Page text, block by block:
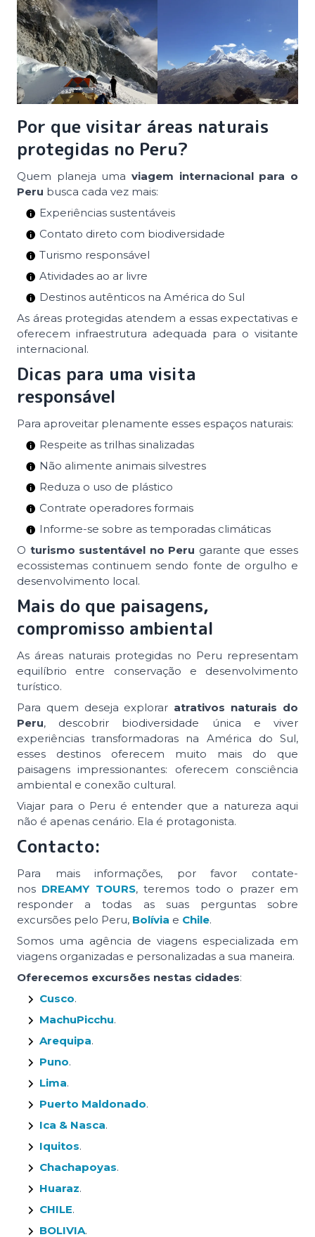
Por que visitar áreas naturais
protegidas no Peru?
Quem planeja uma viagem internacional para o
Peru busca cada vez mais:
Experiências sustentáveis
Contato direto com biodiversidade
Turismo responsável
Atividades ao ar livre
Destinos autênticos na América do Sul
As áreas protegidas atendem a essas expectativas e
oferecem infraestrutura adequada para o visitante
internacional.
Dicas para uma visita
responsável
Para aproveitar plenamente esses espaços naturais:
Respeite as trilhas sinalizadas
Não alimente animais silvestres
Reduza o uso de plástico
Contrate operadores formais
Informe-se sobre as temporadas climáticas
O turismo sustentável no Peru garante que esses
ecossistemas continuem sendo fonte de orgulho e
desenvolvimento local.
Mais do que paisagens,
compromisso ambiental
As áreas naturais protegidas no Peru representam
equilíbrio entre conservação e desenvolvimento
turístico.
Para quem deseja explorar atrativos naturais do
Peru, descobrir biodiversidade única e viver
experiências transformadoras na América do Sul,
esses destinos oferecem muito mais do que
paisagens impressionantes: oferecem consciência
ambiental e conexão cultural.
Viajar para o Peru é entender que a natureza aqui
não é apenas cenário. Ela é protagonista.
Contacto:
Para mais informações, por favor contate-
nos DREAMY TOURS, teremos todo o prazer em
responder a todas as suas perguntas sobre
excursões pelo Peru, Bolívia e Chile.
Somos uma agência de viagens especializada em
viagens organizadas e personalizadas a sua maneira.
Oferecemos excursões nestas cidades:
Cusco.
MachuPicchu.
Arequipa.
Puno.
Lima.
Puerto Maldonado.
Ica & Nasca.
Iquitos.
Chachapoyas.
Huaraz.
CHILE.
BOLIVIA.